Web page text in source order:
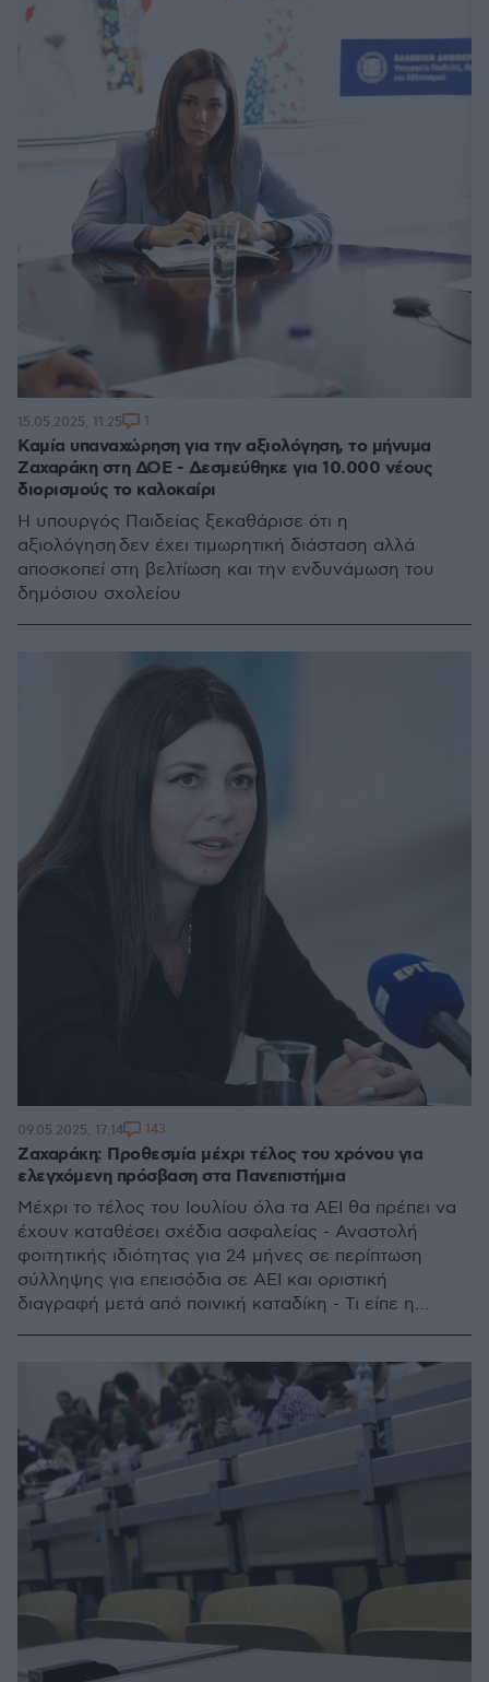
Καμία υπαναχώρηση για την αξιολόγηση, το μήνυμα
Ζαχαράκη στη ΔΟΕ - Δεσμεύθηκε για 10.000 νέους
διορισμούς το καλοκαίρι
Η υπουργός Παιδείας ξεκαθάρισε ότι η
αξιολόγηση δεν έχει τιμωρητική διάσταση αλλά
αποσκοπεί στη βελτίωση και την ενδυνάμωση του
δημόσιου σχολείου
15.05.2025, 11:25 1
Ζαχαράκη: Προθεσμία μέχρι τέλος του χρόνου για
ελεγχόμενη πρόσβαση στα Πανεπιστήμια
Μέχρι το τέλος του Ιουλίου όλα τα ΑΕΙ θα πρέπει να
έχουν καταθέσει σχέδια ασφαλείας - Αναστολή
φοιτητικής ιδιότητας για 24 μήνες σε περίπτωση
σύλληψης για επεισόδια σε ΑΕΙ και οριστική
διαγραφή μετά από ποινική καταδίκη - Τι είπε η
όσους προκαλούν καταστροφές
09.05.2025, 17:14 143